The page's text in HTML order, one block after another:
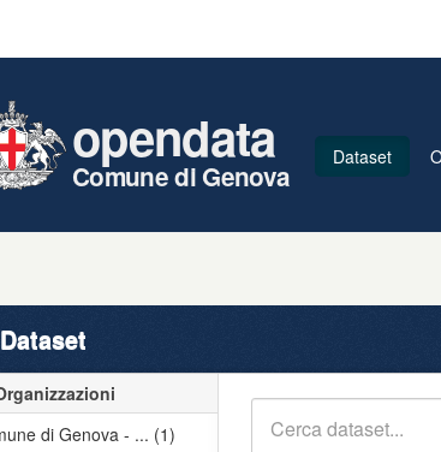
opendata
Comune di Genova
Dataset
Dataset
di Genova - ... (1)